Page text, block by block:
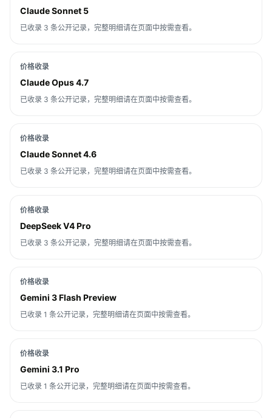
Claude Sonnet 5
已收录 3 条公开记录，完整明细请在页面中按需查看。
价格收录
Claude Opus 4.7
已收录 3 条公开记录，完整明细请在页面中按需查看。
价格收录
Claude Sonnet 4.6
已收录 3 条公开记录，完整明细请在页面中按需查看。
价格收录
DeepSeek V4 Pro
已收录 3 条公开记录，完整明细请在页面中按需查看。
价格收录
Gemini 3 Flash Preview
已收录 1 条公开记录，完整明细请在页面中按需查看。
价格收录
Gemini 3.1 Pro
已收录 1 条公开记录，完整明细请在页面中按需查看。